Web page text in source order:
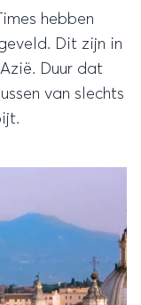
hebben
Duur dat
van slechts